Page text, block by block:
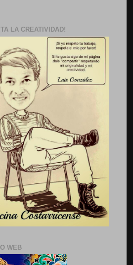
LA CREATIVIDAD!
WEB